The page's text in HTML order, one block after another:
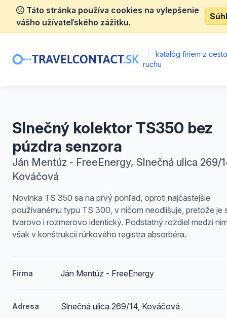
Táto stránka používa cookies na vylepšenie
vášho užívateľského zážitku.
katalóg firiem z
ruchu
Slnečný kolektor TS350 bez
púzdra senzora
Ján Mentúz - FreeEnergy, Slnečná ulica 269/
Kováčová
Novinka TS 350 sa na prvý pohľad, oproti najčastejšie
používanému typu TS 300, v ničom neodlišuje, pretože je
tvarovo i rozmerovo identický. Podstatný rozdiel medzi
však v konštrukcii rúrkového registra absorbéra.
Firma Ján Mentúz - FreeEnergy
Adresa Slnečná ulica 269/14, Kováčová